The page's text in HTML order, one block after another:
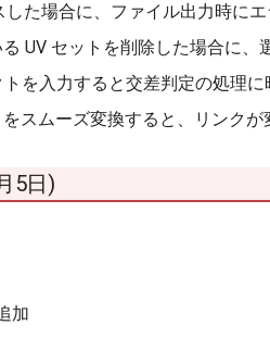
た場合に、ファイル出力時に
UV セットを削除した場合に
を入力すると交差判定の処理
スムーズ変換すると、リンク
5日)
加